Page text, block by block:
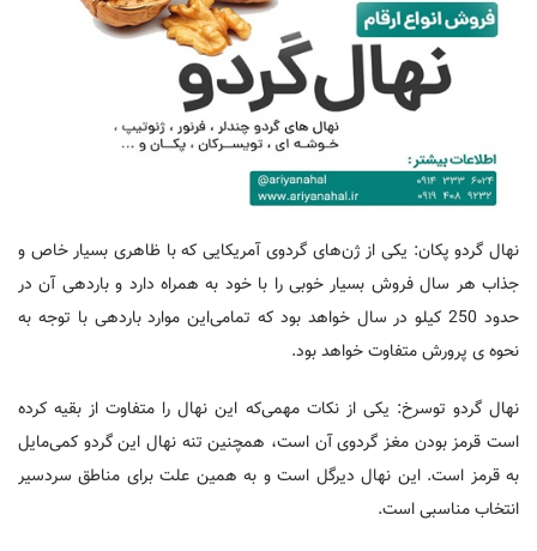
نهال گردو پکان: یکی از ژن‌های گردوی آمریکایی که با ظاهری بسیار خاص و
جذاب هر سال فروش بسیار خوبی را با خود به همراه دارد و باردهی آن در
حدود 250 کیلو در سال خواهد بود که تمامی‌این موارد باردهی با توجه به
نحوه ی پرورش متفاوت خواهد بود.
نهال گردو توسرخ: یکی از نکات مهمی‌که این نهال را متفاوت از بقیه کرده
است قرمز بودن مغز گردوی آن است، همچنین تنه نهال این گردو کمی‌مایل
به قرمز است. این نهال دیرگل است و به همین علت برای مناطق سردسیر
انتخاب مناسبی است.